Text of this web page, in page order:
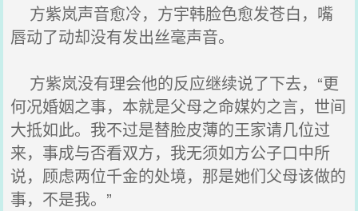
方紫岚声音愈冷，方宇韩脸色愈发苍白，嘴
唇动了动却没有发出丝毫声音。
方紫岚没有理会他的反应继续说了下去，“更
何况婚姻之事，本就是父母之命媒妁之言，世间
大抵如此。我不过是替脸皮薄的王家请几位过
来，事成与否看双方，我无须如方公子口中所
说，顾虑两位千金的处境，那是她们父母该做的
事，不是我。”